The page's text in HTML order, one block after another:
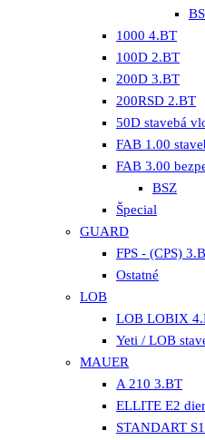
1000 4.BT
100D 2.BT
200D 3.BT
200RSD 2.BT
50D stavebá
FAB 1.00
FAB 3.00
BSZ
Špecial
GUARD
FPS - (CPS)
Ostatné
LOB
LOB LOBIX
Yeti / LOB
MAUER
A 210 3.BT
ELLITE E2
STANDART